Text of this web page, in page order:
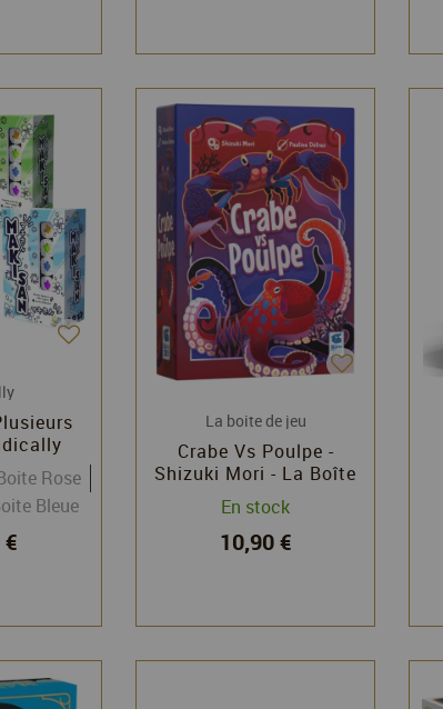
Rose
Bleue
La boite de jeu
Crabe Vs Poulpe -
Shizuki Mori - La Boîte
de Jeu
En stock
10,90 €